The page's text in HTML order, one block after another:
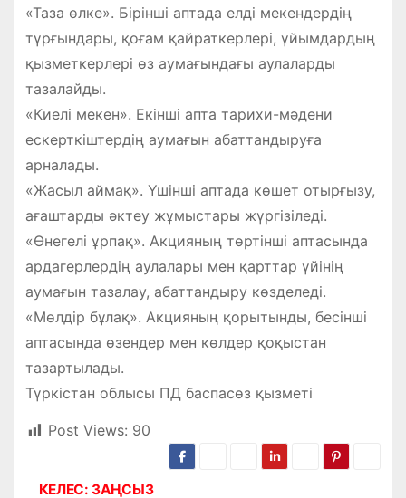
«Таза өлке». Бірінші аптада елді мекендердің
тұрғындары, қоғам қайраткерлері, ұйымдардың
қызметкерлері өз аумағындағы аулаларды
тазалайды.
«Киелі мекен». Екінші апта тарихи-мәдени
ескерткіштердің аумағын абаттандыруға
арналады.
«Жасыл аймақ». Үшінші аптада көшет отырғызу,
ағаштарды әктеу жұмыстары жүргізіледі.
«Өнегелі ұрпақ». Акцияның төртінші аптасында
ардагерлердің аулалары мен қарттар үйінің
аумағын тазалау, абаттандыру көзделеді.
«Мөлдір бұлақ». Акцияның қорытынды, бесінші
аптасында өзендер мен көлдер қоқыстан
тазартылады.
Түркістан облысы ПД баспасөз қызметі
Post Views: 90
КЕЛЕС: ЗАҢСЫЗ